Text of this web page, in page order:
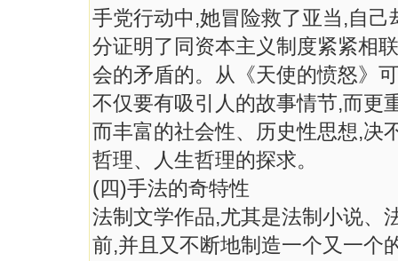
手党行动中,她冒险救了亚当,自
分证明了同资本主义制度紧紧相
会的矛盾的。从《天使的愤怒》
不仅要有吸引人的故事情节,而更
而丰富的社会性、历史性思想,决
哲理、人生哲理的探求。
(四)手法的奇特性
法制文学作品,尤其是法制小说、
前,并且又不断地制造一个又一个